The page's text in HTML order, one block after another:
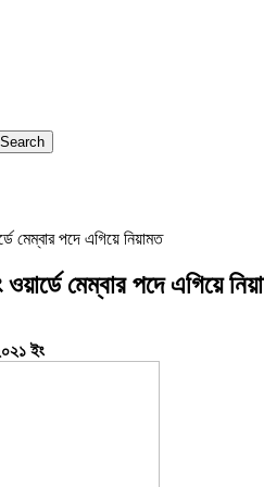
মেম্বার পদে এগিয়ে নিয়ামত
মেম্বার পদে এগিয়ে
ইং